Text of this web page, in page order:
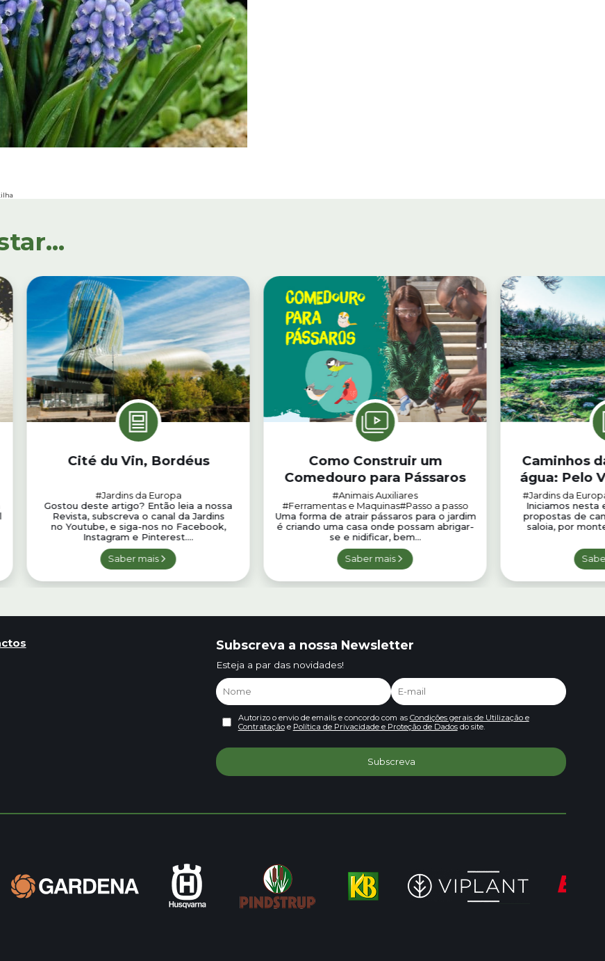
Cité du Vin, Bordéus
#Jardins da Europa
Gostou deste artigo? Então leia a nossa
Revista, subscreva o canal da Jardins
no Youtube, e siga-nos no Facebook,
Instagram e Pinterest....
Saber mais
Como Construir um
Comedouro para Pássaros
#Animais Auxiliares
#Ferramentas e Maquinas#Passo a passo
Uma forma de atrair pássaros para o jardim
é criando uma casa onde possam abrigar-
se e nidificar, bem...
Saber mais
Caminhos
água: Pelo
até à
#Jardins da
Iniciamos nesta
propostas de
saloia, por
Subscreva a nossa Newsletter
Esteja a par das novidades!
Autorizo o envio de emails e concordo com as Condições gerais de Utilização e
Contrataçãoe Política de Privacidade e Proteção de Dadosdo site.